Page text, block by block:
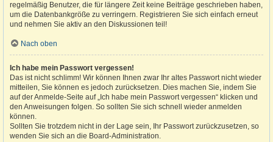
regelmäßig Benutzer, die für längere Zeit keine Beiträge geschrieben haben,
um die Datenbankgröße zu verringern. Registrieren Sie sich einfach erneut
und nehmen Sie aktiv an den Diskussionen teil!
Nach oben
Ich habe mein Passwort vergessen!
Das ist nicht schlimm! Wir können Ihnen zwar Ihr altes Passwort nicht wieder
mitteilen, Sie können es jedoch zurücksetzen. Dies machen Sie, indem Sie
auf der Anmelde-Seite auf „Ich habe mein Passwort vergessen“ klicken und
den Anweisungen folgen. So sollten Sie sich schnell wieder anmelden
können.
Sollten Sie trotzdem nicht in der Lage sein, Ihr Passwort zurückzusetzen, so
wenden Sie sich an die Board-Administration.